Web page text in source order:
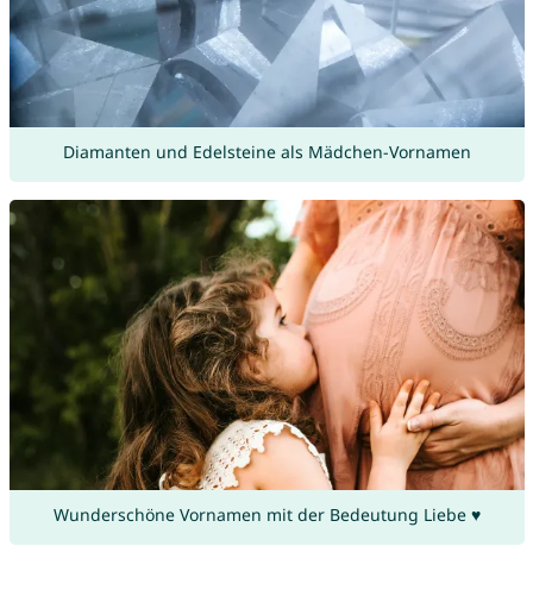
Diamanten und Edelsteine als Mädchen-Vornamen
Wunderschöne Vornamen mit der Bedeutung Liebe ♥